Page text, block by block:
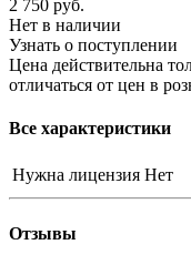
2 750 руб.
Нет в наличии
Узнать о поступлении
Цена действительна
отличаться от цен в
Все характеристики
Нужна лицензия Нет
Отзывы